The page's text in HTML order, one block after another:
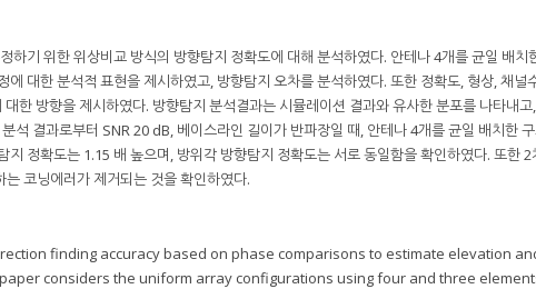
하기 위한 위상비교 방식의 방향탐지 정확도에 대해 분석하였다. 안테나 4개를 균일 배치
대한 분석적 표현을 제시하였고, 방향탐지 오차를 분석하였다. 또한 정확도, 형상, 채널
한 방향을 제시하였다. 방향탐지 분석결과는 시뮬레이션 결과와 유사한 분포를 나타내
석 결과로부터 SNR 20 dB, 베이스라인 길이가 반파장일 때, 안테나 4개를 균일 배치한
지 정확도는 1.15 배 높으며, 방위각 방향탐지 정확도는 서로 동일함을 확인하였다. 또한 2
코닝에러가 제거되는 것을 확인하였다.
finding accuracy based on phase comparisons to estimate elevation
considers the uniform array configurations using four and three